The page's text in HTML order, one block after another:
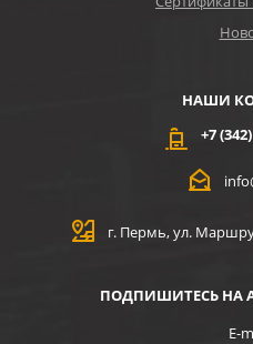
НАШИ
+7
г. Пермь, ул.
ПОДПИШИТЕСЬ НА
E-